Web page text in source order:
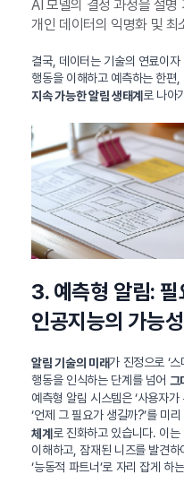
AI 모델의 결정 과정을 설명
개인 데이터의 익명화 및 최
결국, 데이터는 기술의 연료이
행동을 이해하고 예측하는 한편,
지속 가능한 알림 생태계 로 나아
3. 예측형 알림:
인공지능의 가능성
알림 기술의 미래가 진정으로 ‘
행동을 인식하는 단계를 넘어 그
예측형 알림 시스템은 ‘사용자
‘언제 그 필요가 생길까?’를 미
체계로 진화하고 있습니다. 이
이해하고, 잠재된 니즈를 발견
‘능동적 파트너’로 자리 잡게 하